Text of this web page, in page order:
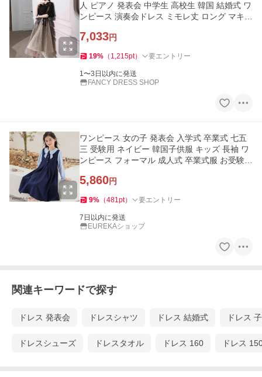
人 ピアノ 発表会 中学生 高校生 韓国 結婚式 ワ
ンピース 演奏会ドレス ミモレ丈 ロング マキシ
7,033円
19% （ 1,215pt） 要エントリー
1〜3日以内に発送
FANCY DRESS SHOP
ワンピース 女の子 発表会 入学式 卒業式 七五
三 受験用 ネイビー 韓国子供服 キッズ 長袖 ワ
ンピース フォーマル 成人式 卒業式服 お受験
5,860円
9% （481pt） 要エントリー
7日以内に発送
EUREKAショップ
関連キーワードで探す
ドレス 発表会 ドレスシャツ ドレス 結婚式 ドレス
ドレスシューズ ドレスタオル ドレス 160 ドレス